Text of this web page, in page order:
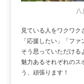
八
見ている人をワクワク
「応援したい」「フ
そう思っていただける
魅力あるそれぞれのス
う、頑張ります！